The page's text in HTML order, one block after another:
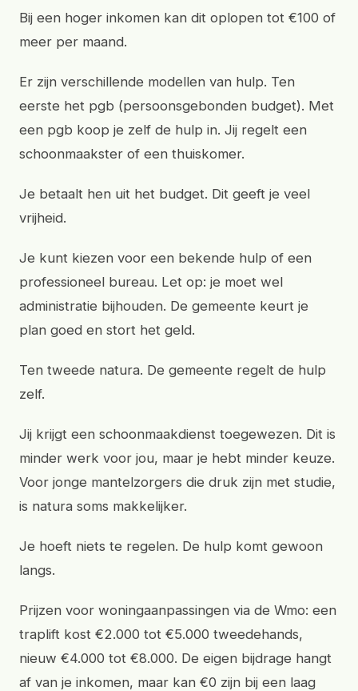
Bij een hoger inkomen kan dit oplopen tot €100 of
meer per maand.
Er zijn verschillende modellen van hulp. Ten
eerste het pgb (persoonsgebonden budget). Met
een pgb koop je zelf de hulp in. Jij regelt een
schoonmaakster of een thuiskomer.
Je betaalt hen uit het budget. Dit geeft je veel
vrijheid.
Je kunt kiezen voor een bekende hulp of een
professioneel bureau. Let op: je moet wel
administratie bijhouden. De gemeente keurt je
plan goed en stort het geld.
Ten tweede natura. De gemeente regelt de hulp
zelf.
Jij krijgt een schoonmaakdienst toegewezen. Dit is
minder werk voor jou, maar je hebt minder keuze.
Voor jonge mantelzorgers die druk zijn met studie,
is natura soms makkelijker.
Je hoeft niets te regelen. De hulp komt gewoon
langs.
Prijzen voor woningaanpassingen via de Wmo: een
traplift kost €2.000 tot €5.000 tweedehands,
nieuw €4.000 tot €8.000. De eigen bijdrage hangt
af van je inkomen, maar kan €0 zijn bij een laag